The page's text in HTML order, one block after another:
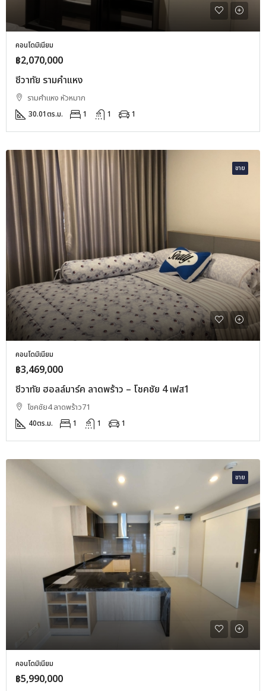
คอนโดมิเนียม
฿2,070,000
ชีวาทัย รามคำแหง
รามคำแหง หัวหมาก
30.01ตร.ม. 1 1 1
ขาย
คอนโดมิเนียม
฿3,469,000
ชีวาทัย ฮอลล์มาร์ค ลาดพร้าว – โชคชัย 4 เฟส1
โชคชัย4 ลาดพร้าว71
40ตร.ม. 1 1 1
ขาย
คอนโดมิเนียม
฿5,990,000